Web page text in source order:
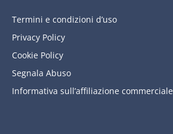
Termini e condizioni d’uso
Privacy Policy
Cookie Policy
Segnala Abuso
Informativa sull’affiliazione commerciale